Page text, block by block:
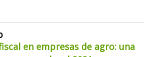
en empresas de agro: una